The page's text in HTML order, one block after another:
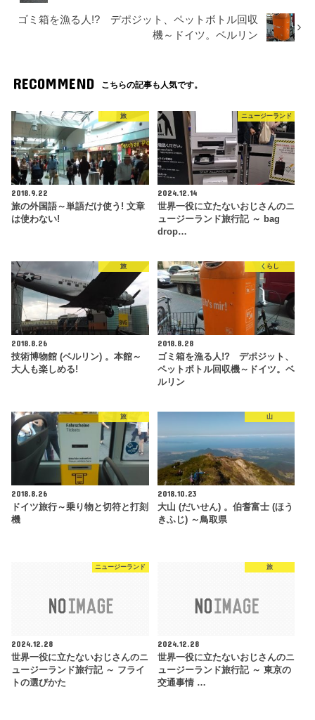
ゴミ箱を漁る人!? デポジット、ペットボトル回収
機～ドイツ。ベルリン
RECOMMEND こちらの記事も人気です。
旅
2018.9.22
旅の外国語～単語だけ使う! 文章
は使わない!
ニュージーランド
2024.12.14
世界一役に立たないおじさんのニ
ュージーランド旅行記 ～ bag
drop…
旅
2018.8.26
技術博物館 (ベルリン) 。本館～
大人も楽しめる!
くらし
2018.8.28
ゴミ箱を漁る人!? デポジット、
ペットボトル回収機～ドイツ。ベ
ルリン
旅
2018.8.26
ドイツ旅行～乗り物と切符と打刻
機
山
2018.10.23
大山 (だいせん) 。伯耆富士 (ほう
きふじ) ～鳥取県
ニュージーランド
2024.12.28
世界一役に立たないおじさんのニ
ュージーランド旅行記 ～ フライ
トの選びかた
旅
2024.12.28
世界一役に立たないおじさんのニ
ュージーランド旅行記 ～ 東京の
交通事情 …